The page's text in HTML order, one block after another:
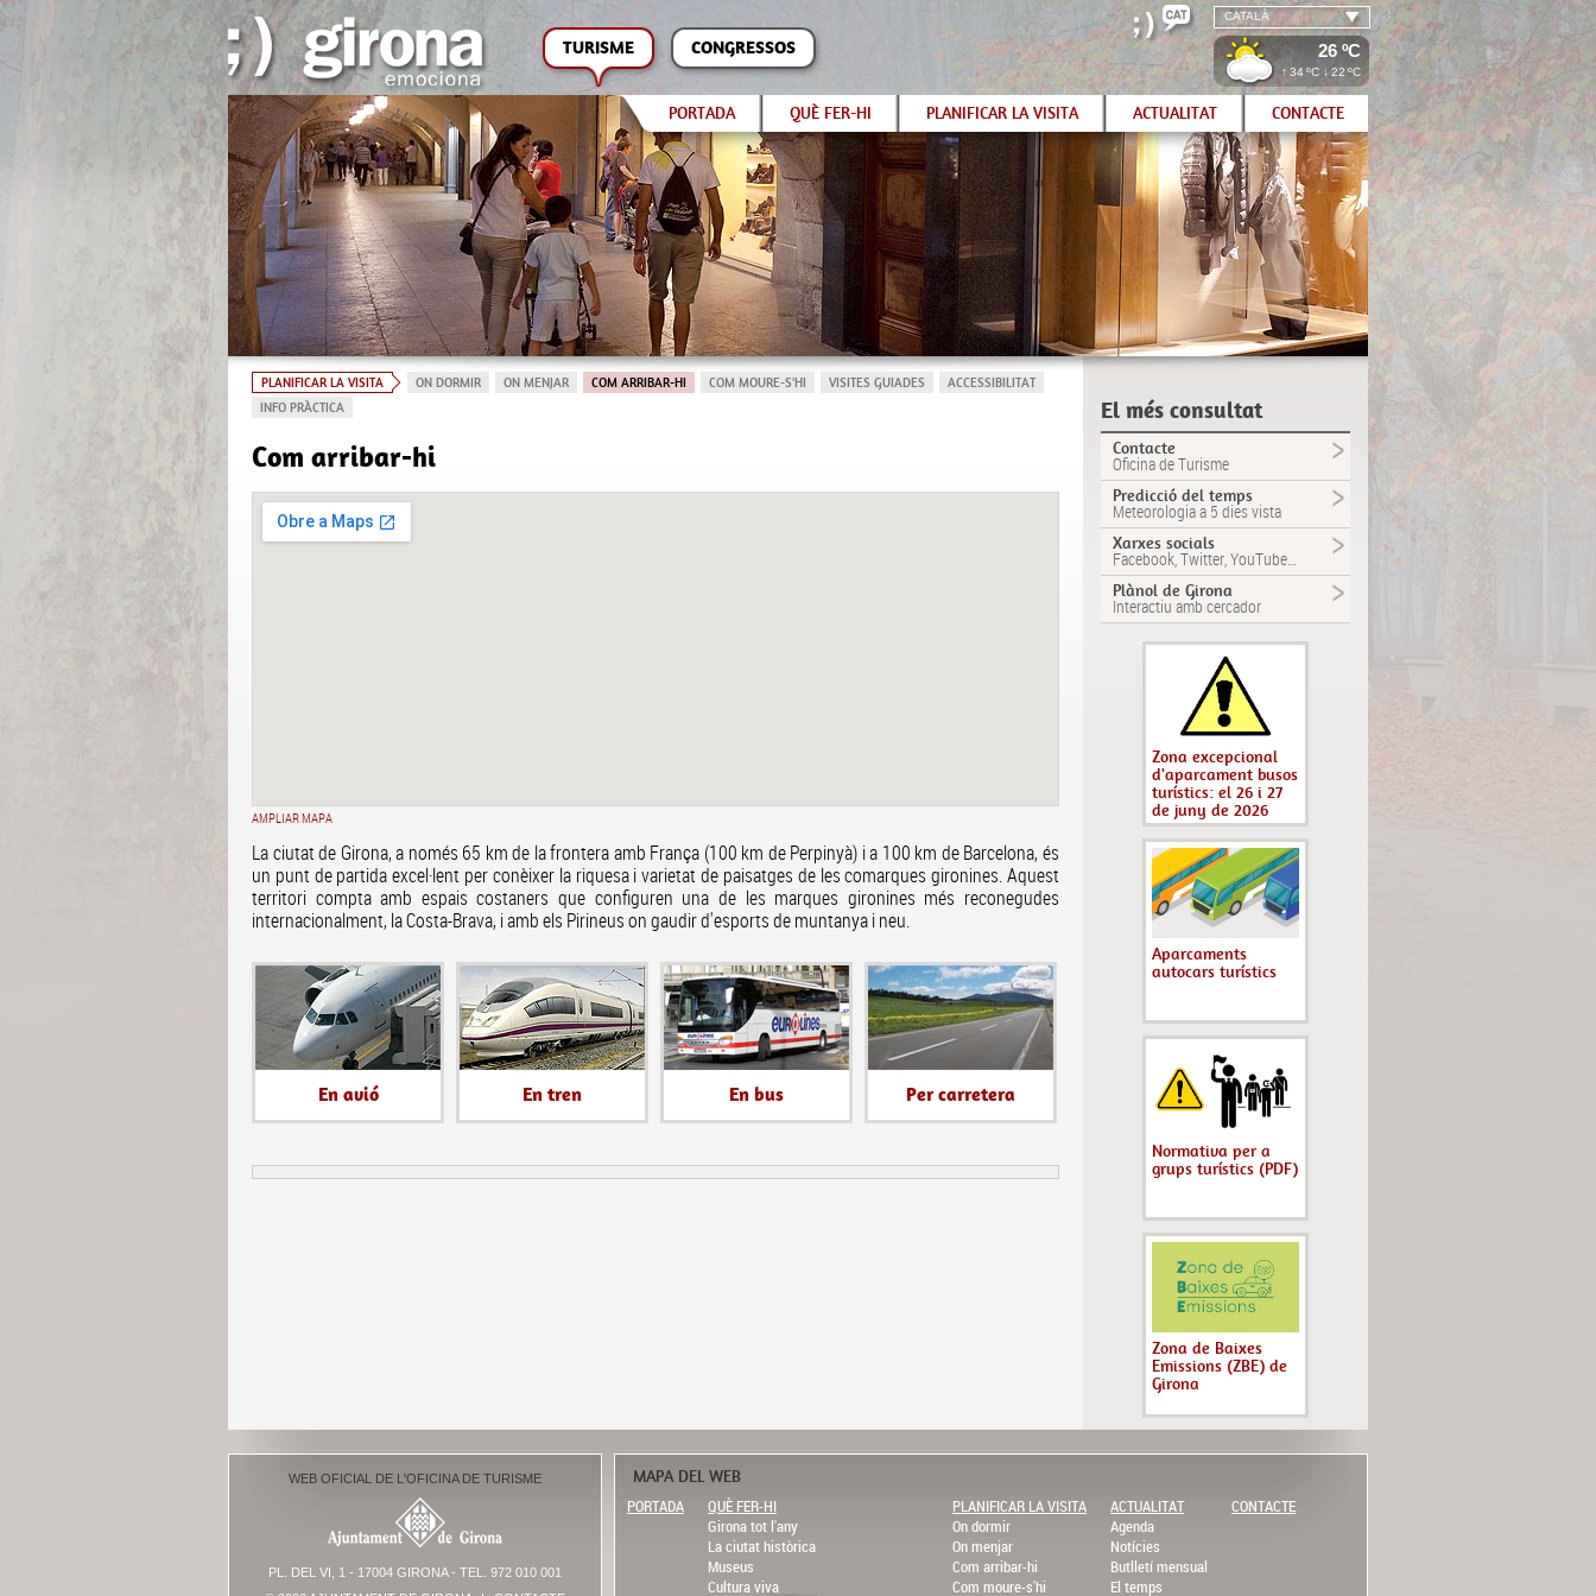
TURISME CONGRESSOS
CATALÀ
26 ºC
↑ 34ºC ↓22 ºC
PORTADA QUÈ FER-HI PLANIFICAR LA VISITA ACTUALITAT CONTACTE
PLANIFICAR LA VISITA ON DORMIR ON MENJAR COM ARRIBAR-HI COM MOURE-S'HI VISITES GUIADES
ACCESSIBILITAT
INFO PRÀCTICA
Com arribar-hi
AMPLIAR MAPA
La ciutat de Girona, a només 65 km de la frontera amb França (100 km de Perpinyà) i a 100 km de Barcelona, és
un punt de partida excel·lent per conèixer la riquesa i varietat de paisatges de les comarques gironines. Aquest
territori compta amb espais costaners que configuren una de les marques gironines més reconegudes
internacionalment, la Costa-Brava, i amb els Pirineus on gaudir d'esports de muntanya i neu.
En avió En tren En bus Per carretera
El més consultat
Contacte
Oficina de Turisme
Predicció del temps
Meteorologia a 5 dies vista
Xarxes socials
Facebook, Twitter, YouTube…
Plànol de Girona
Interactiu amb cercador
Zona excepcional
d'aparcament busos
turístics: el 26 i 27
de juny de 2026
Aparcaments
autocars turístics
Normativa per a
grups turístics (PDF)
Zona de Baixes
Emissions (ZBE) de
Girona
WEB OFICIAL DE L'OFICINA DE TURISME
PL. DEL VI, 1 - 17004 GIRONA - TEL. 972 010 001
MAPA DEL WEB
PORTADA
QUÈ FER-HI
Girona tot l'any
La ciutat històrica
Museus
Cultura viva
PLANIFICAR LA VISITA
On dormir
On menjar
Com arribar-hi
Com moure-s'hi
ACTUALITAT
Agenda
Notícies
Butlletí mensual
El temps
CONTACTE